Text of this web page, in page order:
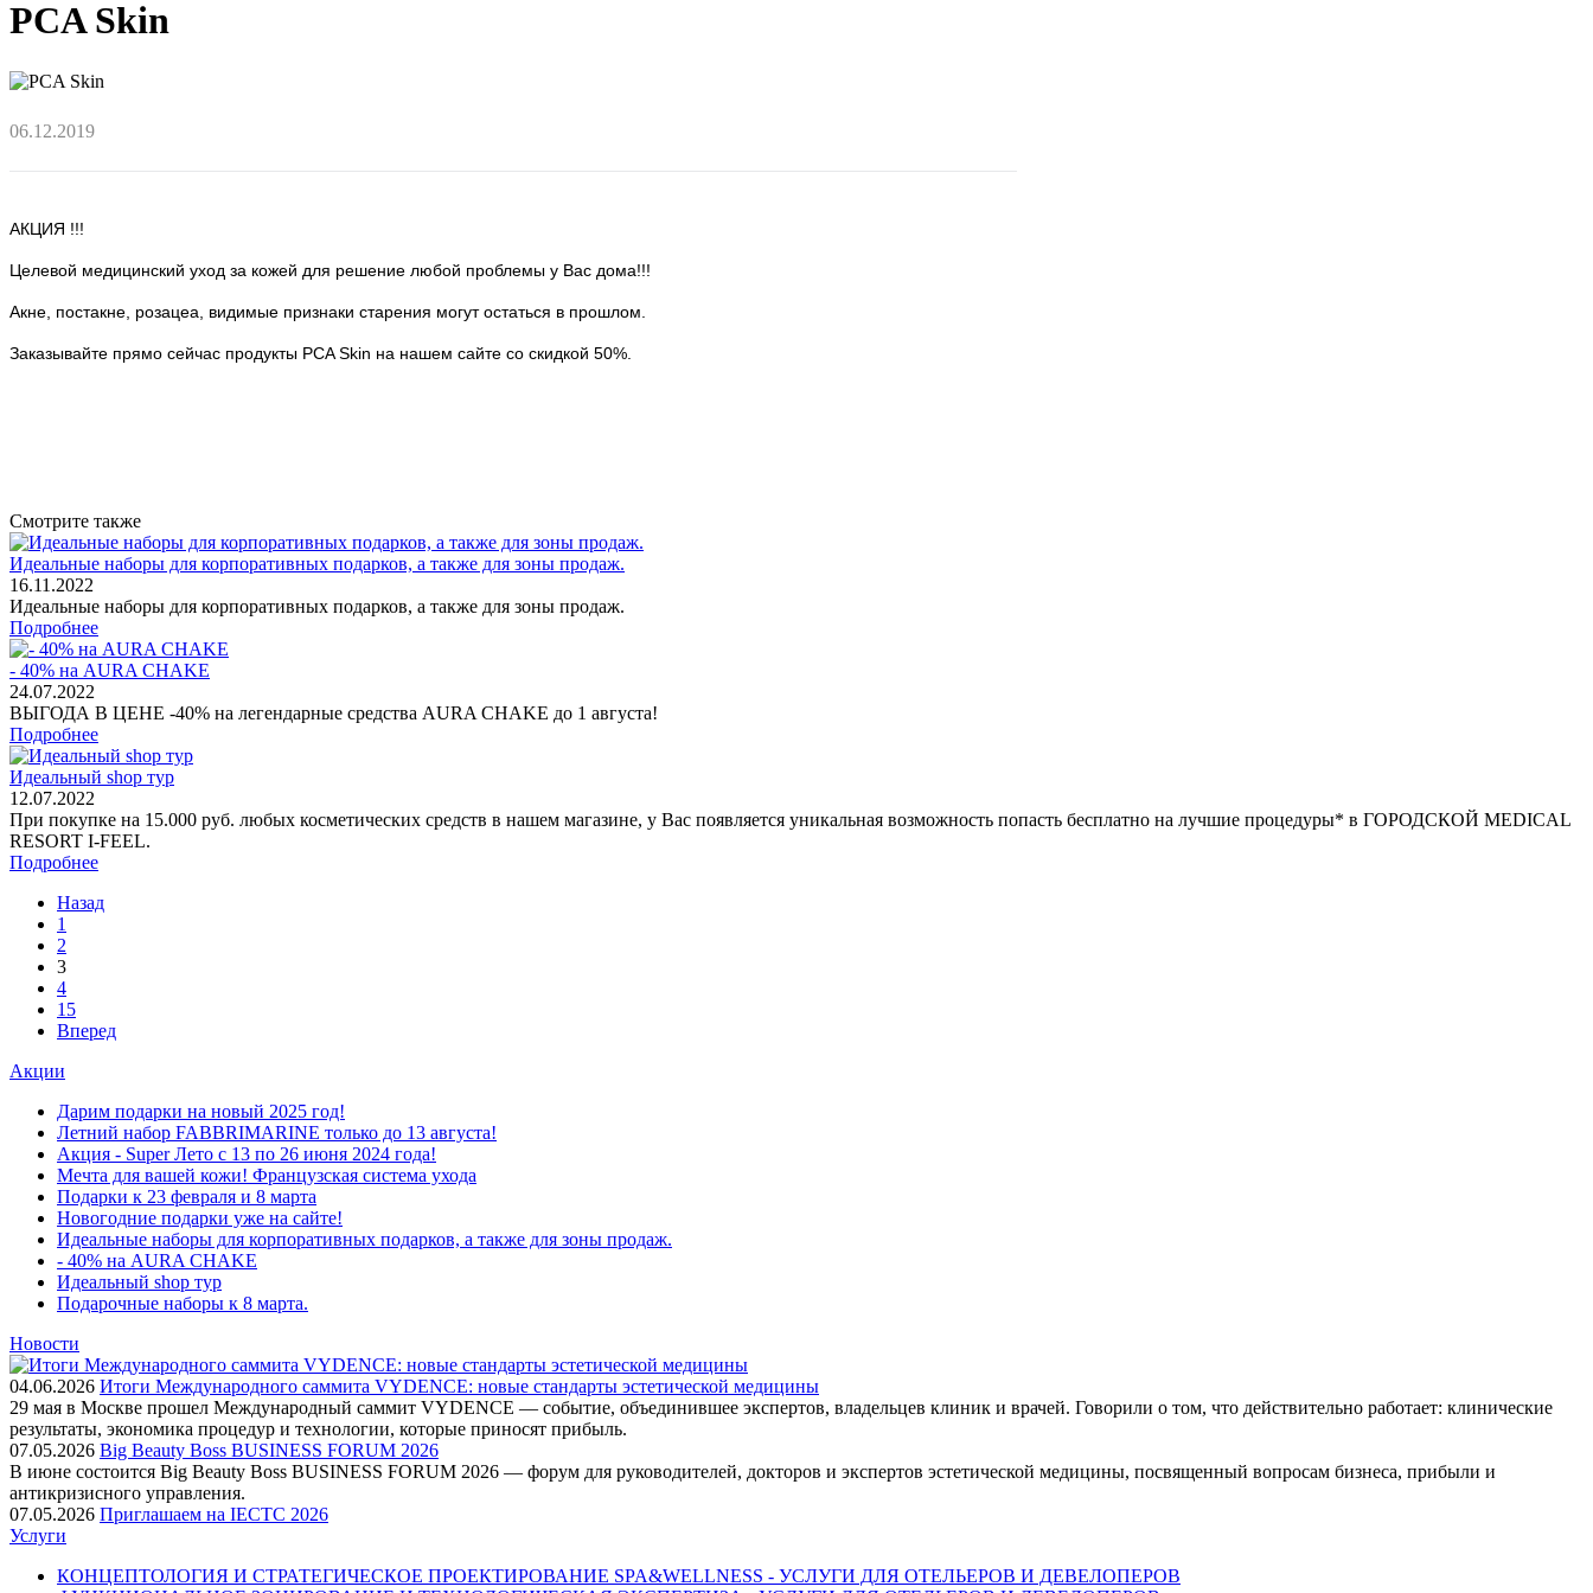
PCA Skin
06.12.2019
АКЦИЯ !!!
Целевой медицинский уход за кожей для решение любой проблемы у Вас дома!!!
Акне, постакне, розацеа, видимые признаки старения могут остаться в прошлом.
Заказывайте прямо сейчас продукты PCA Skin на нашем сайте со скидкой 50%.
Смотрите также
Идеальные наборы для корпоративных подарков, а также для зоны продаж.
16.11.2022
Идеальные наборы для корпоративных подарков, а также для зоны продаж.
Подробнее
- 40% на AURA CHAKE
24.07.2022
ВЫГОДА В ЦЕНЕ -40% на легендарные средства AURA CHAKE до 1 августа!
Подробнее
Идеальный shop тур
12.07.2022
При покупке на 15.000 руб. любых косметических средств в нашем магазине, у Вас появляется уникальная возможность попасть бесплатно на лучшие процедуры* в ГОРОДСКОЙ MEDICAL
RESORT I-FEEL.
Подробнее
Назад
1
2
3
4
15
Вперед
Акции
Дарим подарки на новый 2025 год!
Летний набор FABBRIMARINE только до 13 августа!
Акция - Super Лето с 13 по 26 июня 2024 года!
Мечта для вашей кожи! Французская система ухода
Подарки к 23 февраля и 8 марта
Новогодние подарки уже на сайте!
Идеальные наборы для корпоративных подарков, а также для зоны продаж.
- 40% на AURA CHAKE
Идеальный shop тур
Подарочные наборы к 8 марта.
Новости
04.06.2026 Итоги Международного саммита VYDENCE: новые стандарты эстетической медицины
29 мая в Москве прошел Международный саммит VYDENCE — событие, объединившее экспертов, владельцев клиник и врачей. Говорили о том, что действительно работает: клинические
результаты, экономика процедур и технологии, которые приносят прибыль.
07.05.2026 Big Beauty Boss BUSINESS FORUM 2026
В июне состоится Big Beauty Boss BUSINESS FORUM 2026 — форум для руководителей, докторов и экспертов эстетической медицины, посвященный вопросам бизнеса, прибыли и
антикризисного управления.
07.05.2026 Приглашаем на IECTC 2026
Услуги
КОНЦЕПТОЛОГИЯ И СТРАТЕГИЧЕСКОЕ ПРОЕКТИРОВАНИЕ SPA&WELLNESS - УСЛУГИ ДЛЯ ОТЕЛЬЕРОВ И ДЕВЕЛОПЕРОВ